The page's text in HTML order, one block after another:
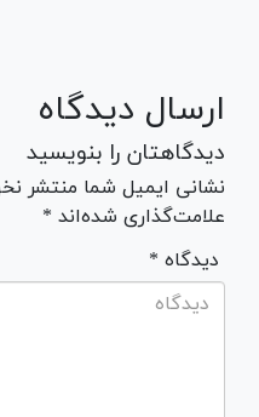
ارسال دیدگاه
دیدگاهتان را بنویسید
نشانی ایمیل شما منتشر
علامت‌گذاری شده‌اند *
* دیدگاه